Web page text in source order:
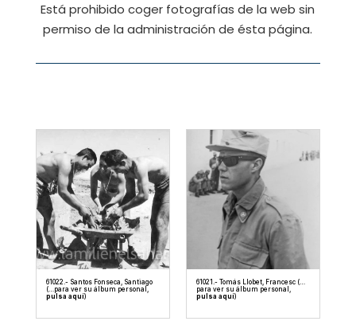
Está prohibido coger fotografías de la web sin
permiso de la administración de ésta página.
61022.- Santos Fonseca, Santiago
(…para ver su álbum personal,
pulsa aquí)
61021.- Tomás Llobet, Francesc (…
para ver su álbum personal,
pulsa aquí)